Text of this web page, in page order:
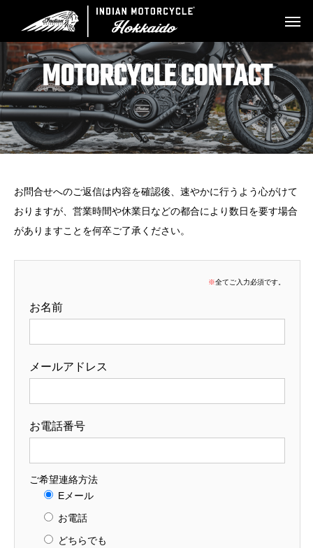
MOTORCYCLE CONTACT
お問合せへのご返信は内容を確認後、速やかに行うよう心がけて
おりますが、営業時間や休業日などの都合により数日を要す場合
がありますことを何卒ご了承ください。
※全てご入力必須です。
お名前
メールアドレス
お電話番号
ご希望連絡方法
Eメール
お電話
どちらでも